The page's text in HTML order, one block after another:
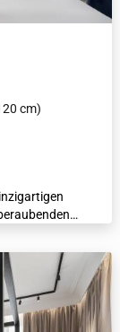
cm)
luxuriöse
Maschine.